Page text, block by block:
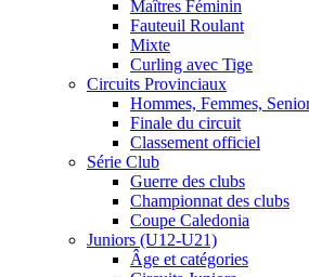
Maîtres Féminin
Fauteuil Roulant
Mixte
Curling avec Tige
Circuits Provinciaux
Hommes, Femmes,
Finale du circuit
Classement officiel
Série Club
Guerre des clubs
Championnat des clubs
Coupe Caledonia
Juniors (U12-U21)
Âge et catégories